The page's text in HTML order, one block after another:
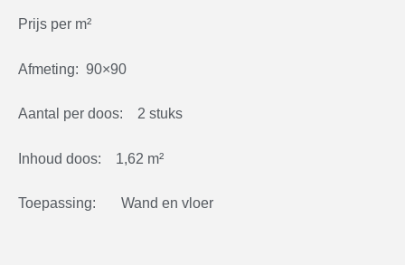
Prijs per m²
Afmeting: 90×90
Aantal per doos: 2 stuks
Inhoud doos: 1,62 m²
Toepassing: Wand en vloer